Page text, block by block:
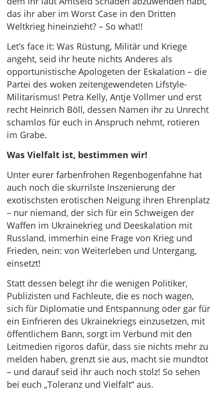
das ihr aber im Worst Case in den Dritten
Weltkrieg hineinzieht? – So what!!
Let’s face it: Was Rüstung, Militär und Kriege
angeht, seid ihr heute nichts Anderes als
opportunistische Apologeten der Eskalation – die
Partei des woken zeitengewendeten Lifstyle-
Militarismus! Petra Kelly, Antje Vollmer und erst
recht Heinrich Böll, dessen Namen ihr zu Unrecht
schamlos für euch in Anspruch nehmt, rotieren
im Grabe.
Was Vielfalt ist, bestimmen wir!
Unter eurer farbenfrohen Regenbogenfahne hat
auch noch die skurrilste Inszenierung der
exotischsten erotischen Neigung ihren Ehrenplatz
– nur niemand, der sich für ein Schweigen der
Waffen im Ukrainekrieg und Deeskalation mit
Russland, immerhin eine Frage von Krieg und
Frieden, nein: von Weiterleben und Untergang,
einsetzt!
Statt dessen belegt ihr die wenigen Politiker,
Publizisten und Fachleute, die es noch wagen,
sich für Diplomatie und Entspannung oder gar für
ein Einfrieren des Ukrainekriegs einzusetzen, mit
öffentlichem Bann, sorgt im Verbund mit den
Leitmedien rigoros dafür, dass sie nichts mehr zu
melden haben, grenzt sie aus, macht sie mundtot
– und darauf seid ihr auch noch stolz! So sehen
bei euch „Toleranz und Vielfalt“ aus.